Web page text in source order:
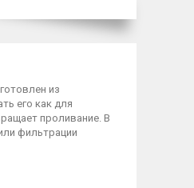
из
его как для
проливание. В
фильтрации